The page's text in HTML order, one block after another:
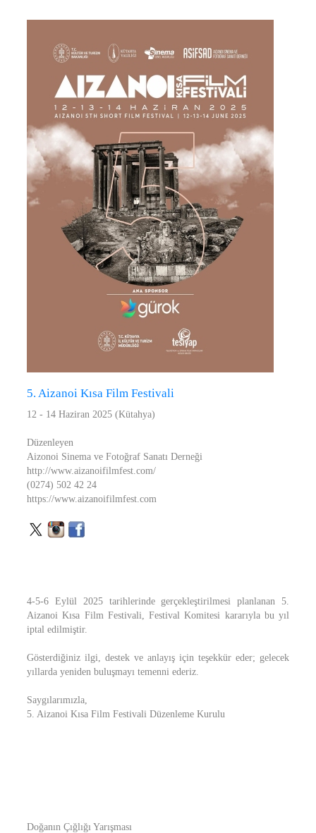
5. Aizanoi Kısa Film Festivali
12 - 14 Haziran 2025 (Kütahya)
Düzenleyen
Aizonoi Sinema ve Fotoğraf Sanatı Derneği
http://www.aizanoifilmfest.com/
(0274) 502 42 24
https://www.aizanoifilmfest.com
4-5-6 Eylül 2025 tarihlerinde gerçekleştirilmesi planlanan 5.
Aizanoi Kısa Film Festivali, Festival Komitesi kararıyla bu yıl
iptal edilmiştir.
Gösterdiğiniz ilgi, destek ve anlayış için teşekkür eder; gelecek
yıllarda yeniden buluşmayı temenni ederiz.
Saygılarımızla,
5. Aizanoi Kısa Film Festivali Düzenleme Kurulu
Doğanın Çığlığı Yarışması